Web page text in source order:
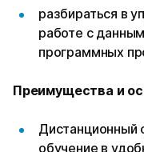
разбираться в
работе с
программных
Преимущества и
Дистанционный
обучение в